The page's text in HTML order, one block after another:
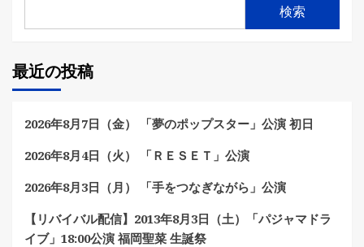
検索
最近の投稿
2026年8月7日（金） 「夢のポップスター」公演 初日
2026年8月4日（火） 「ＲＥＳＥＴ」公演
2026年8月3日（月） 「手をつなぎながら」公演
【リバイバル配信】2013年8月3日（土）「パジャマドラ
イブ」18:00公演 福岡聖菜 生誕祭